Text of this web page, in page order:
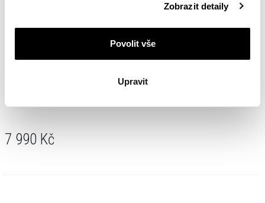
Zásadách ochrany osobních údajů
Zobrazit detaily
Povolit vše
Upravit
7 990 Kč